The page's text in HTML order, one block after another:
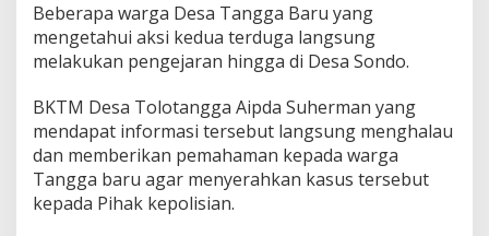
Beberapa warga Desa Tangga Baru yang
mengetahui aksi kedua terduga langsung
melakukan pengejaran hingga di Desa Sondo.
BKTM Desa Tolotangga Aipda Suherman yang
mendapat informasi tersebut langsung menghalau
dan memberikan pemahaman kepada warga
Tangga baru agar menyerahkan kasus tersebut
kepada Pihak kepolisian.